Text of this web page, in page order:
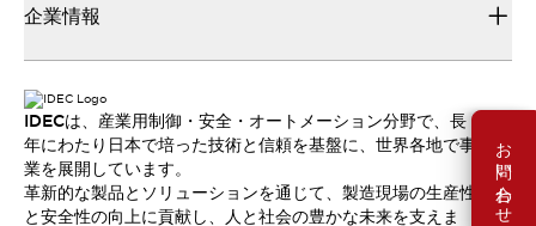
お問い合わせ
企業情報
IDECは、産業用制御・安全・オートメーション分野で、長
年にわたり日本で培った技術と信頼を基盤に、世界各地で事
業を展開しています。
革新的な製品とソリューションを通じて、製造現場の生産性
と安全性の向上に貢献し、人と社会の豊かな未来を支えま